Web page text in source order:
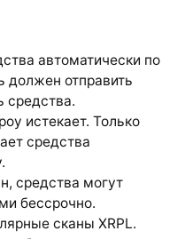
автоматически по
должен отправить
средства.
истекает. Только
средства
.
средства могут
бессрочно.
сканы XRPL.